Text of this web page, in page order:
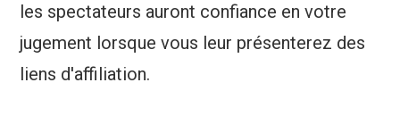
les spectateurs auront confiance en votre
jugement lorsque vous leur présenterez des
liens d'affiliation.